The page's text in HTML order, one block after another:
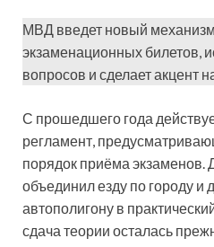
МВД введет новый
экзаменационных билетов,
вопросов и сделает акцент
С прошедшего года
регламент,
порядок приёма экзаменов.
объединил езду по городу и
автополигону в
сдача теории осталась